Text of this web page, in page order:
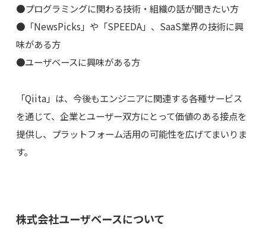
●プログラミングに関わる技術・組織の話が聞きたい方
●「NewsPicks」や「SPEEDA」、SaaS業界の技術に興
味がある方
●ユーザベースに興味がある方
「Qiita」は、今後もエンジニアに関連する各種サービス
を通じて、企業とユーザー双方にとって価値のある接点を
提供し、プラットフォーム活用の可能性を広げてまいりま
す。
株式会社ユーザベースについて